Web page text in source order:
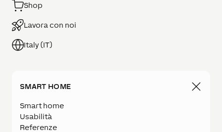
Shop
Lavora con noi
Italy (IT)
SMART HOME
Smart home
Usabilità
Referenze